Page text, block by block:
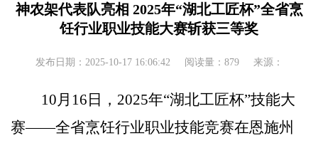
神农架代表队亮相 2025年“湖北工匠杯”全省烹
饪行业职业技能大赛斩获三等奖
发布日期：2025-10-17 16:06:42 阅读量：879 来源：
10 月 16 日， 2025年“湖北工匠杯”技能大
赛——全省烹饪行业职业技能竞赛在恩施州